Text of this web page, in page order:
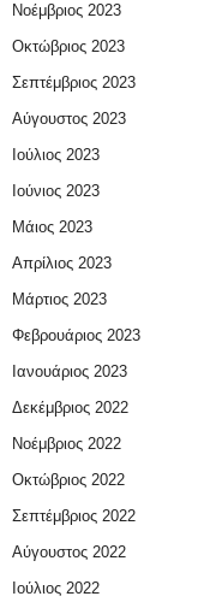
Νοέμβριος 2023
Οκτώβριος 2023
Σεπτέμβριος 2023
Αύγουστος 2023
Ιούλιος 2023
Ιούνιος 2023
Μάιος 2023
Απρίλιος 2023
Μάρτιος 2023
Φεβρουάριος 2023
Ιανουάριος 2023
Δεκέμβριος 2022
Νοέμβριος 2022
Οκτώβριος 2022
Σεπτέμβριος 2022
Αύγουστος 2022
Ιούλιος 2022